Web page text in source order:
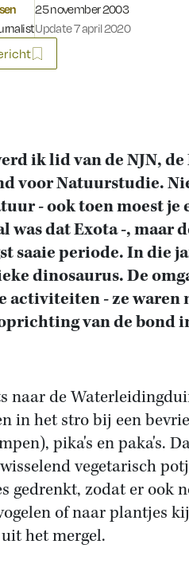
Gepubliceerd op:
25 november 2003
Update 7 april 2020
ik lid van de NJN,
voor Natuurstudie.
- ook toen moest
was dat Exota -, maar
saaie periode. In die
dinosaurus. De
activiteiten - ze
van de bond
naar de
in het stro bij een
pika's en paka's.
vegetarisch
gedrenkt, zodat er ook
of naar plantjes
het mergel.